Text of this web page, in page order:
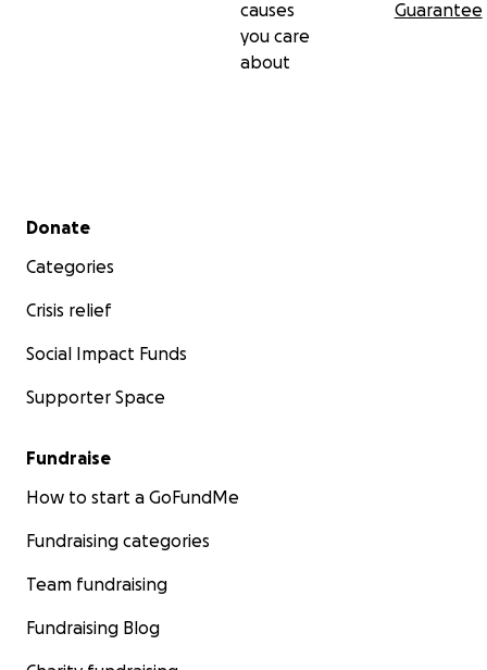
causes
you care
about
Guarantee
Secondary menu
Donate
Categories
Crisis relief
Social Impact Funds
Supporter Space
Fundraise
How to start a GoFundMe
Fundraising categories
Team fundraising
Fundraising Blog